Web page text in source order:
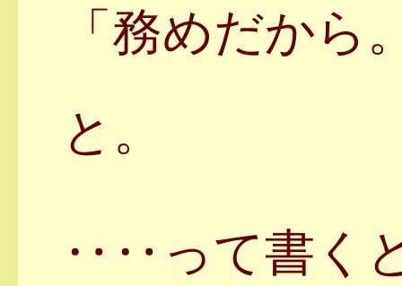
「務めだか
と。
‥‥って書く